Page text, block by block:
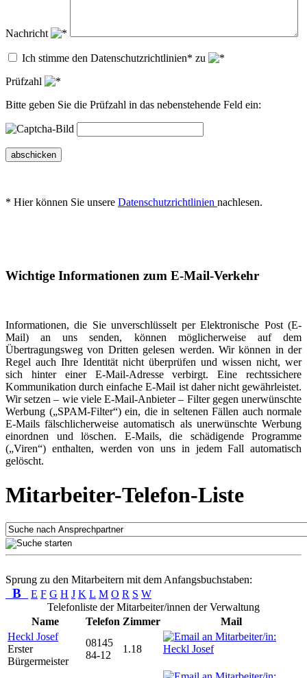
Nachricht
Ich stimme den Datenschutzrichtlinien* zu
Prüfzahl
Bitte geben Sie die Prüfzahl in das nebenstehende Feld ein:
abschicken
* Hier können Sie unsere Datenschutzrichtlinien nachlesen.
Wichtige Informationen zum E-Mail-Verkehr
Informationen, die Sie unverschlüsselt per Elektronische Post (E-
Mail) an uns senden, können möglicherweise auf dem
Übertragungsweg von Dritten gelesen werden. Wir können in der
Regel auch Ihre Identität nicht überprüfen und wissen nicht, wer
sich hinter einer E-Mail-Adresse verbirgt. Eine rechtssichere
Kommunikation durch einfache E-Mail ist daher nicht gewährleistet.
Wir setzen – wie viele E-Mail-Anbieter – Filter gegen unerwünschte
Werbung („SPAM-Filter“) ein, die in seltenen Fällen auch normale
E-Mails fälschlicherweise automatisch als unerwünschte Werbung
einordnen und löschen. E-Mails, die schädigende Programme
(„Viren“) enthalten, werden von uns in jedem Fall automatisch
gelöscht.
Mitarbeiter-Telefon-Liste
Sprung zu den Mitarbeitern mit dem Anfangsbuchstaben:
B E F G H J K L M O R S W
Telefonliste der Mitarbeiter/innen der Verwaltung
Name
Telefon Zimmer
Mail
Heckl Josef
Erster
Bürgermeister
08145
84-12
1.18